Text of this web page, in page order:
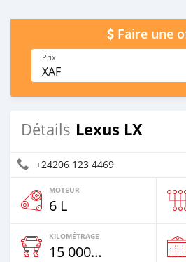
Faire une
Prix
XAF
Détails Lexus LX
+24206 123 4469
MOTEUR
6 L
KILOMÉTRAGE
15 000 Km